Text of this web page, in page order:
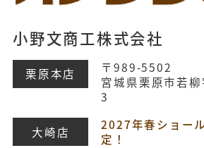
小野文商工株式会社
栗原本店
〒989-5502
宮城県栗原市若
3
大崎店
2027年春ショー
定！